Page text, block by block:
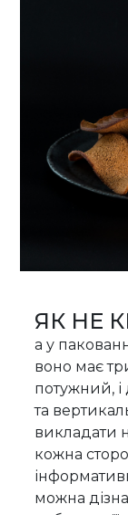
ЯК НЕ
а у
воно має
потужний,
та
викладати
кожна
можна